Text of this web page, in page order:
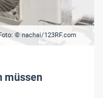
Foto: © nachai/123RF.com
müssen